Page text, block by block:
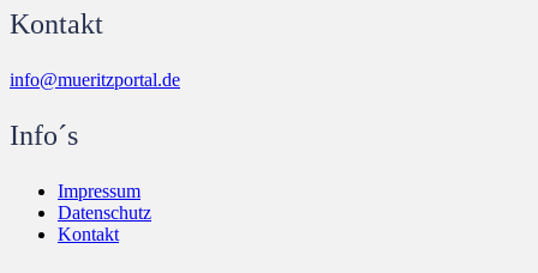
Kontakt
info@mueritzportal.de
Info´s
Impressum
Datenschutz
Kontakt